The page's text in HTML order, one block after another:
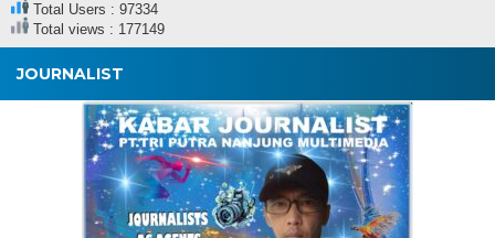
Total Users : 97334
Total views : 177149
JOURNALIST